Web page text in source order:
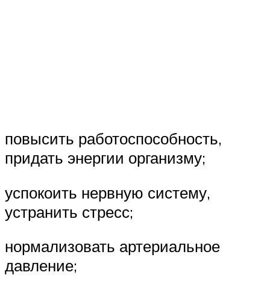
повысить работоспособность,
придать энергии организму;
успокоить нервную систему,
устранить стресс;
нормализовать артериальное
давление;